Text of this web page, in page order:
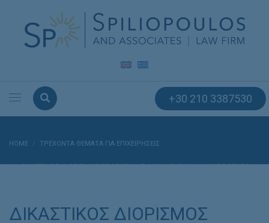
+30 210 3387530
HOME ΤΡΕΧΟΝΤΑ ΘΕΜΑΤΑ ΓΙΑ ΕΠΙΧΕΙΡΗΣΕΙΣ
ΔΙΚΑΣΤΙΚΟΣ ΔΙΟΡΙΣΜΟΣ ΠΡΟΣΩΡΙΝΗΣ ΔΙΟΙΚΗΣΗΣ ΝΟΜΙΚΟΥ ΠΡΟΣΩΠΟΥ
ΔΙΚΑΣΤΙΚΟΣ ΔΙΟΡΙΣΜΟΣ